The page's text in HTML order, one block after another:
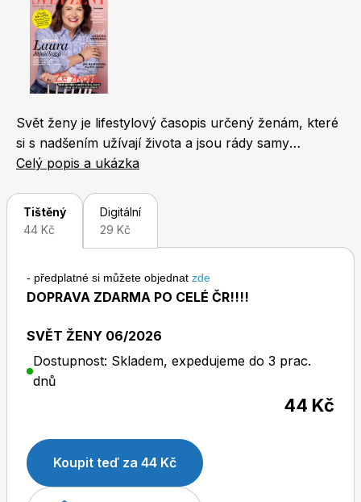
Naše krásná zahrada
Chip
Dětské časopisy
Svět ženy je lifestylový časopis určený ženám, které
si s nadšením užívají života a jsou rády samy
sebou. Jeho koncept je unikátní. Čtenářky v něm
životního stylu, ale také zajímavosti z oblasti
bytového designu, cestování a gastronomie. Každý
měsíc přináší i rozhovor s oblíbenou českou
odrážející svět, v němž žijeme. Nechybí ani oblíbené
příběhy čtenářek a osudy slavných osobností.
Celý popis a ukázka
Tištěný
44 Kč
Digitální
29 Kč
- předplatné si můžete objednat zde
DOPRAVA ZDARMA PO CELÉ ČR!!!!
SVĚT ŽENY 06/2026
Dostupnost: Skladem, expedujeme do 3 prac.
dnů
44 Kč
Koupit teď za 44 Kč